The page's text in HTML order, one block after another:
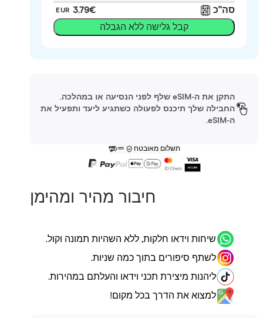
EUR
קבל גלישה ללא הגבלה
התקן את ה-eSIM שלף לפני הנסיעה או במהלכה.
החבילה שלך תיכנס לפעולה כשתגיע ליעד ותפעיל את
תשלום מאובטח
חיבור מהיר ומהימן
שיחות וידאו חלקות, ללא השהיות תמונה וקול.
לשתף סיפורים בתוך כמה שניות.
ליהנות מיצירת תכני וידאו והעלתם במהירות.
למצוא את הדרך בכל מקום!